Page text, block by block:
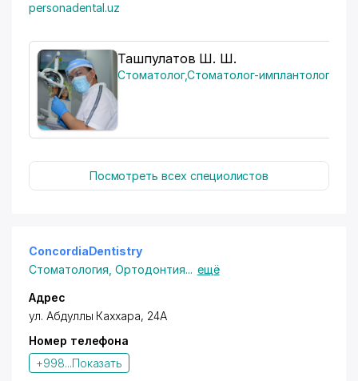
personadental.uz
Ташпулатов Ш. Ш.
Стоматолог,Стоматолог-имплантолог
Посмотреть всех специолистов
ConcordiaDentistry
Стоматология ,Ортодонтия... ещё
Адрес
ул. Абдуллы Каххара, 24А
Номер телефона
+998...Показать